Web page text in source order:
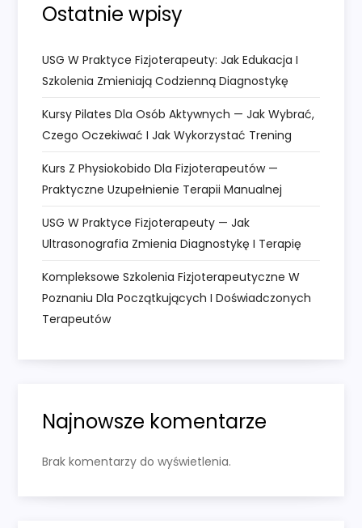
i
s
u
Ostatnie wpisy
USG W Praktyce Fizjoterapeuty: Jak Edukacja I
Szkolenia Zmieniają Codzienną Diagnostykę
Kursy Pilates Dla Osób Aktywnych — Jak Wybrać,
Czego Oczekiwać I Jak Wykorzystać Trening
Kurs Z Physiokobido Dla Fizjoterapeutów —
Praktyczne Uzupełnienie Terapii Manualnej
USG W Praktyce Fizjoterapeuty — Jak
Ultrasonografia Zmienia Diagnostykę I Terapię
Kompleksowe Szkolenia Fizjoterapeutyczne W
Poznaniu Dla Początkujących I Doświadczonych
Terapeutów
Najnowsze komentarze
Brak komentarzy do wyświetlenia.